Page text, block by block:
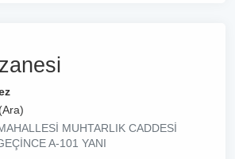
MUHTARLIK CADDESİ
A-101 YANI